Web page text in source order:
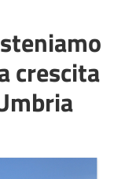
crescita